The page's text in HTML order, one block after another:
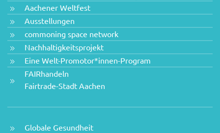
Aachener Weltfest
Ausstellungen
commoning space network
Nachhaltigkeitsprojekt
Eine Welt-Promotor*innen-Program
FAIRhandeln
Fairtrade-Stadt Aachen
Globale Gesundheit